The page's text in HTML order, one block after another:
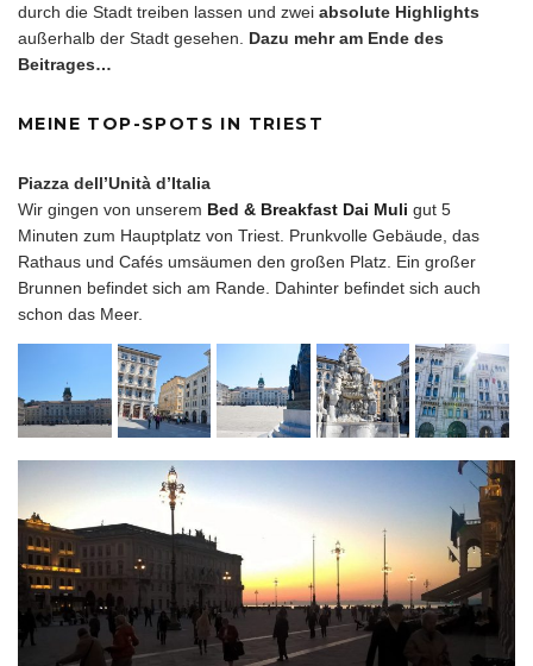
durch die Stadt treiben lassen und zwei absolute Highlights
außerhalb der Stadt gesehen. Dazu mehr am Ende des
Beitrages…
MEINE TOP-SPOTS IN TRIEST
Piazza dell’Unità d’Italia
Wir gingen von unserem Bed & Breakfast Dai Muli gut 5
Minuten zum Hauptplatz von Triest. Prunkvolle Gebäude, das
Rathaus und Cafés umsäumen den großen Platz. Ein großer
Brunnen befindet sich am Rande. Dahinter befindet sich auch
schon das Meer.